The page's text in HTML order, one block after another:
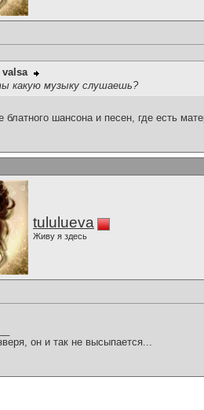
valsa
какую музыку слушаешь?
блатного шансона и песен, где есть
tululueva
Живу я здесь
он и так не высыпается...